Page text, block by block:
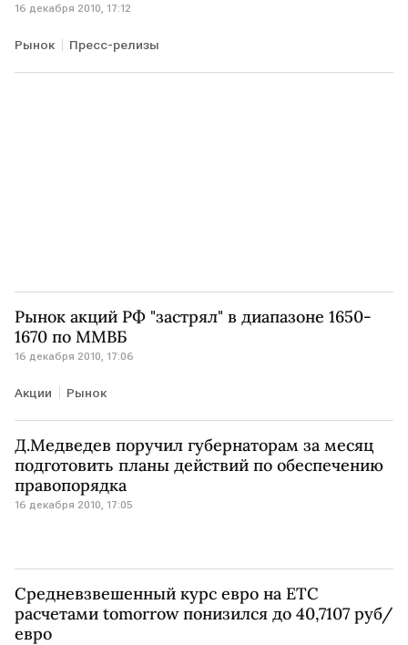
16 декабря 2010, 17:12
Рынок Пресс-релизы
Рынок акций РФ "застрял" в диапазоне 1650-
1670 по ММВБ
16 декабря 2010, 17:06
Акции Рынок
Д.Медведев поручил губернаторам за месяц
подготовить планы действий по обеспечению
правопорядка
16 декабря 2010, 17:05
Средневзвешенный курс евро на ЕТС
расчетами tomorrow понизился до 40,7107 руб/
евро